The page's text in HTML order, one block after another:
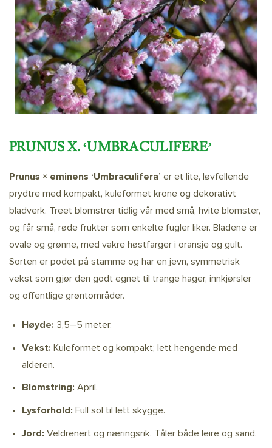
PRUNUS X. ‘UMBRACULIFERE’
Prunus × eminens ‘Umbraculifera’ er et lite, løvfellende
prydtre med kompakt, kuleformet krone og dekorativt
bladverk. Treet blomstrer tidlig vår med små, hvite blomster,
og får små, røde frukter som enkelte fugler liker. Bladene er
ovale og grønne, med vakre høstfarger i oransje og gult.
Sorten er podet på stamme og har en jevn, symmetrisk
vekst som gjør den godt egnet til trange hager, innkjørsler
og offentlige grøntområder.
Høyde: 3,5–5 meter.
Vekst: Kuleformet og kompakt; lett hengende med
alderen.
Blomstring: April.
Lysforhold: Full sol til lett skygge.
Jord: Veldrenert og næringsrik. Tåler både leire og sand.